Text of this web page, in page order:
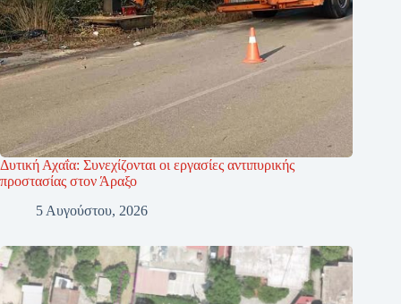
Δυτική Αχαΐα: Συνεχίζονται οι εργασίες αντιπυρικής
προστασίας στον Άραξο
5 Αυγούστου, 2026